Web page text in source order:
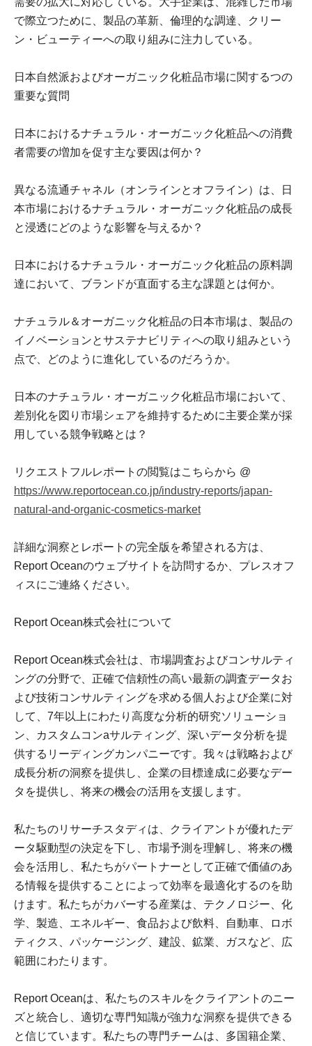
で際立つために、製品の革新、倫理的な調達、クリー
ン・ビューティーへの取り組みに注力している。
日本自然派およびオーガニック化粧品市場に関するつの
重要な質問
日本におけるナチュラル・オーガニック化粧品への消費
者需要の増加を促す主な要因は何か？
異なる流通チャネル（オンラインとオフライン）は、日
本市場におけるナチュラル・オーガニック化粧品の成長
と浸透にどのような影響を与えるか？
日本におけるナチュラル・オーガニック化粧品の原料調
達において、ブランドが直面する主な課題とは何か。
ナチュラル＆オーガニック化粧品の日本市場は、製品の
イノベーションとサステナビリティへの取り組みという
点で、どのように進化しているのだろうか。
日本のナチュラル・オーガニック化粧品市場において、
差別化を図り市場シェアを維持するために主要企業が採
用している競争戦略とは？
リクエストフルレポートの閲覧はこちらから @
https://www.reportocean.co.jp/industry-reports/japan-
natural-and-organic-cosmetics-market
詳細な洞察とレポートの完全版を希望される方は、
Report Oceanのウェブサイトを訪問するか、プレスオフ
ィスにご連絡ください。
Report Ocean株式会社について
Report Ocean株式会社は、市場調査およびコンサルティ
ングの分野で、正確で信頼性の高い最新の調査データお
よび技術コンサルティングを求める個人および企業に対
して、7年以上にわたり高度な分析的研究ソリューショ
ン、カスタムコンaサルティング、深いデータ分析を提
供するリーディングカンパニーです。我々は戦略および
成長分析の洞察を提供し、企業の目標達成に必要なデー
タを提供し、将来の機会の活用を支援します。
私たちのリサーチスタディは、クライアントが優れたデ
ータ駆動型の決定を下し、市場予測を理解し、将来の機
会を活用し、私たちがパートナーとして正確で価値のあ
る情報を提供することによって効率を最適化するのを助
けます。私たちがカバーする産業は、テクノロジー、化
学、製造、エネルギー、食品および飲料、自動車、ロボ
ティクス、パッケージング、建設、鉱業、ガスなど、広
範囲にわたります。
Report Oceanは、私たちのスキルをクライアントのニー
ズと統合し、適切な専門知識が強力な洞察を提供できる
と信じています。私たちの専門チームは、多国籍企業、